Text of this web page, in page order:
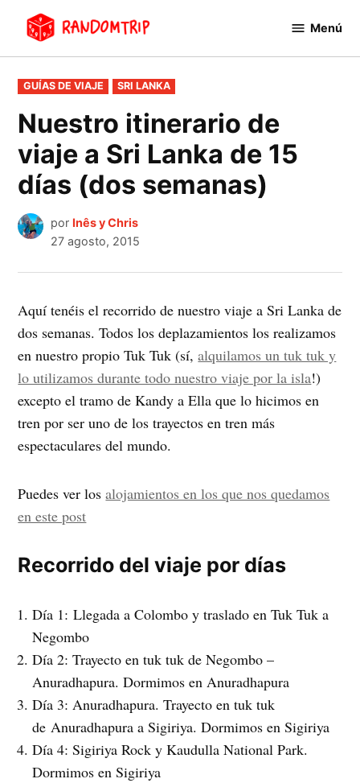
contenido
Menú
PUBLICADO
EN
GUÍAS DE VIAJE SRI LANKA
Nuestro itinerario de
viaje a Sri Lanka de 15
días (dos semanas)
por Inês y Chris
27 agosto, 2015
Aquí tenéis el recorrido de nuestro viaje a Sri Lanka de
dos semanas. Todos los deplazamientos los realizamos
en nuestro propio Tuk Tuk (sí,alquilamos un tuk tuk y
lo utilizamos durante todo nuestro viaje por la isla!)
excepto el tramo de Kandy a Ella que lo hicimos en
tren por ser uno de los trayectos en tren más
espectaculares del mundo.
Puedes ver losalojamientos en los que nos quedamos
en este post
Recorrido del viaje por días
Día 1: Llegada a Colombo y traslado en Tuk Tuk a
Negombo
Día 2: Trayecto en tuk tuk de Negombo –
Anuradhapura. Dormimos en Anuradhapura
Día 3: Anuradhapura. Trayecto en tuk tuk
de Anuradhapura a Sigiriya. Dormimos en Sigiriya
Día 4: Sigiriya Rock y Kaudulla National Park.
Dormimos en Sigiriya